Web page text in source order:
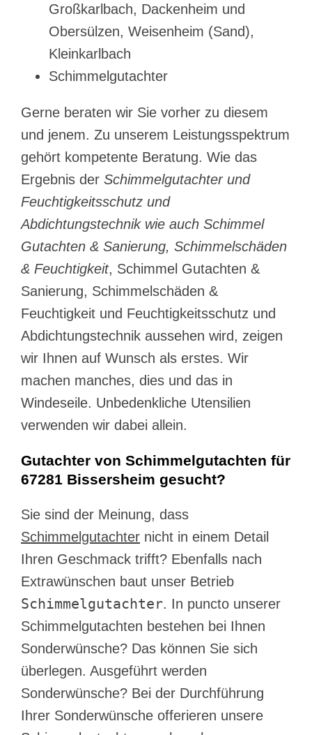
Großkarlbach, Dackenheim und
Obersülzen, Weisenheim (Sand),
Kleinkarlbach
Schimmelgutachter
Gerne beraten wir Sie vorher zu diesem
und jenem. Zu unserem Leistungsspektrum
gehört kompetente Beratung. Wie das
Ergebnis der Schimmelgutachter und
Feuchtigkeitsschutz und
Abdichtungstechnik wie auch Schimmel
Gutachten & Sanierung, Schimmelschäden
& Feuchtigkeit, Schimmel Gutachten &
Sanierung, Schimmelschäden &
Feuchtigkeit und Feuchtigkeitsschutz und
Abdichtungstechnik aussehen wird, zeigen
wir Ihnen auf Wunsch als erstes. Wir
machen manches, dies und das in
Windeseile. Unbedenkliche Utensilien
verwenden wir dabei allein.
Gutachter von Schimmelgutachten für
67281 Bissersheim gesucht?
Sie sind der Meinung, dass
Schimmelgutachter nicht in einem Detail
Ihren Geschmack trifft? Ebenfalls nach
Extrawünschen baut unser Betrieb
Schimmelgutachter. In puncto unserer
Schimmelgutachten bestehen bei Ihnen
Sonderwünsche? Das können Sie sich
überlegen. Ausgeführt werden
Sonderwünsche? Bei der Durchführung
Ihrer Sonderwünsche offerieren unsere